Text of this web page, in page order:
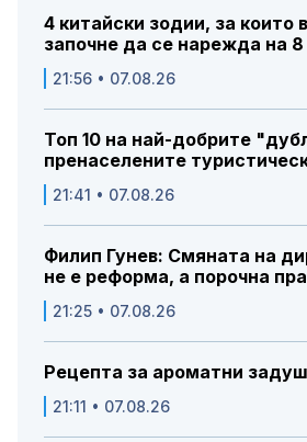
4 китайски зодии, за които
започне да се нарежда на 8
21:56 • 07.08.26
Топ 10 на най-добрите
пренаселените
21:41 • 07.08.26
Филип Гунев: Смяната на
не е реформа, а порочна
21:25 • 07.08.26
Рецепта за ароматни
21:11 • 07.08.26